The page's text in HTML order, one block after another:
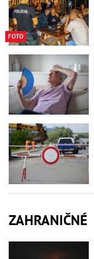
FOTO
ZAHRANIČNÉ